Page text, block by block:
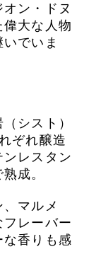
ン・ドヌ
大な人物
でいま
シスト）
ぞれ醸造
ンレスタン
成。
マルメ
フレーバー
な香りも感